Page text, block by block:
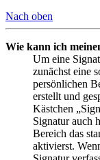
Nach oben
Wie kann ich
Um eine
zunächst eine
persönlichen
erstellt und
Kästchen
Signatur auch
Bereich das
aktivierst.